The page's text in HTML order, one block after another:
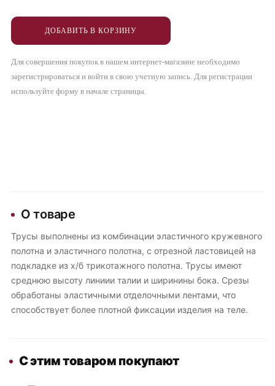
ДОБАВИТЬ В КОРЗИНУ
Для совершения покупок в нашем интернет-магазине необходимо
зарегистрироваться и войти в свою учетную запись. Для регистрации
используйте форму в начале страницы.
О товаре
Трусы выполнены из комбинации эластичного кружевного
полотна и эластичного полотна, с отрезной ластовицей на
подкладке из х/б трикотажного полотна. Трусы имеют
среднюю высоту линиии талии и ширинины бока. Срезы
обработаны эластичными отделочными лентами, что
способствует более плотной фиксации изделия на теле.
С этим товаром покупают